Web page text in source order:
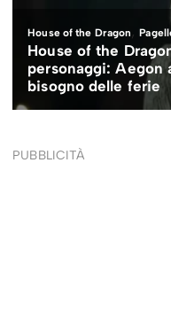
PUBBLICITÀ